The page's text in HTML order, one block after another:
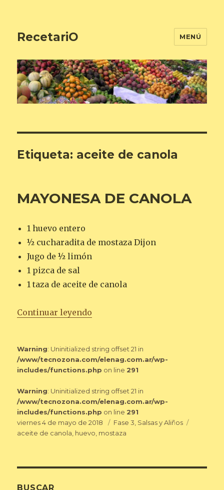
RecetariO MENÚ
Etiqueta: aceite de canola
MAYONESA DE CANOLA
1 huevo entero
½ cucharadita de mostaza Dijon
Jugo de ½ limón
1 pizca de sal
1 taza de aceite de canola
Continuar leyendo
Warning: Uninitialized string offset 21 in
/www/tecnozona.com/elenag.com.ar/wp-
includes/functions.php on line 291
Warning: Uninitialized string offset 21 in
/www/tecnozona.com/elenag.com.ar/wp-
includes/functions.php on line 291
Publicado
el
viernes 4 de mayo de 2018 Categorías
Fase 3, Salsas y Aliños
aceite de canola, huevo, mostaza
BUSCAR